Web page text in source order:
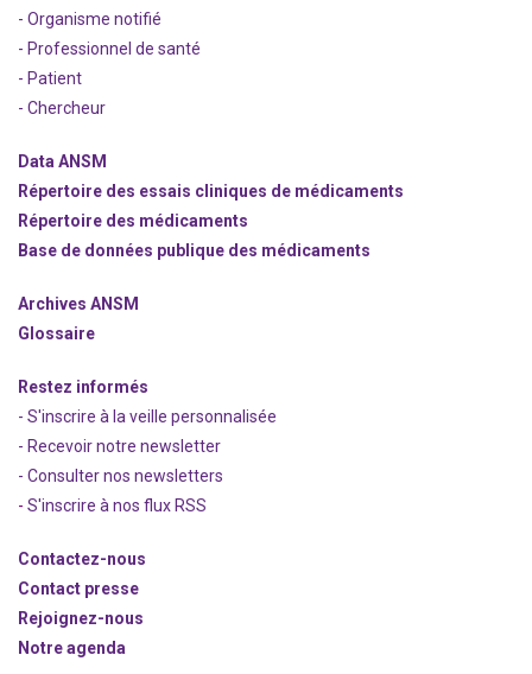
- Organisme notifié
- Professionnel de santé
- Patient
- Chercheur
Data ANSM
Répertoire des essais cliniques de médicaments
Répertoire des médicaments
Base de données publique des médicaments
Archives ANSM
Glossaire
Restez informés
- S'inscrire à la veille personnalisée
- Recevoir notre newsletter
- Consulter nos newsletters
- S'inscrire à nos flux RSS
Contactez-nous
Contact presse
Rejoignez-nous
Notre agenda